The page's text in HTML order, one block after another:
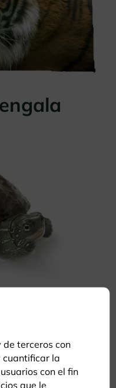
terceros con
cuantificar la
con el fin
que le